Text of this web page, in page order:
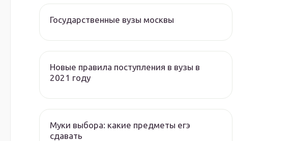
Государственные вузы москвы
Новые правила поступления в вузы в
2021 году
Муки выбора: какие предметы егэ
сдавать